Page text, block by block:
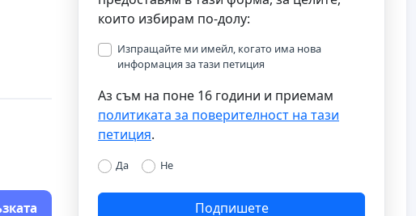
че
които избирам по-долу:
Изпращайте ми имейл, когато има нова
информация за тази петиция
Аз съм на поне 16 години и приемам
политиката за поверителност на тази
петиция.
Да Не
Подпишете